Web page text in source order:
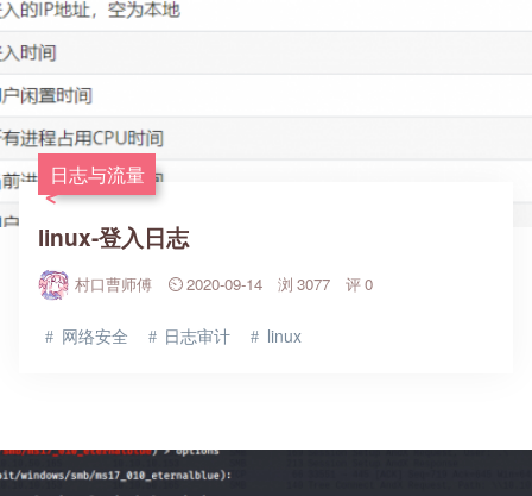
日志与流量
linux-登入日志
村口曹师傅 2020-09-14 3077 0
网络安全 日志审计 linux